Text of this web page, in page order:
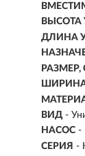
ВЫСОТА
ДЛИНА
РАЗМЕР,
ВИД -
НАСОС -
СЕРИЯ -